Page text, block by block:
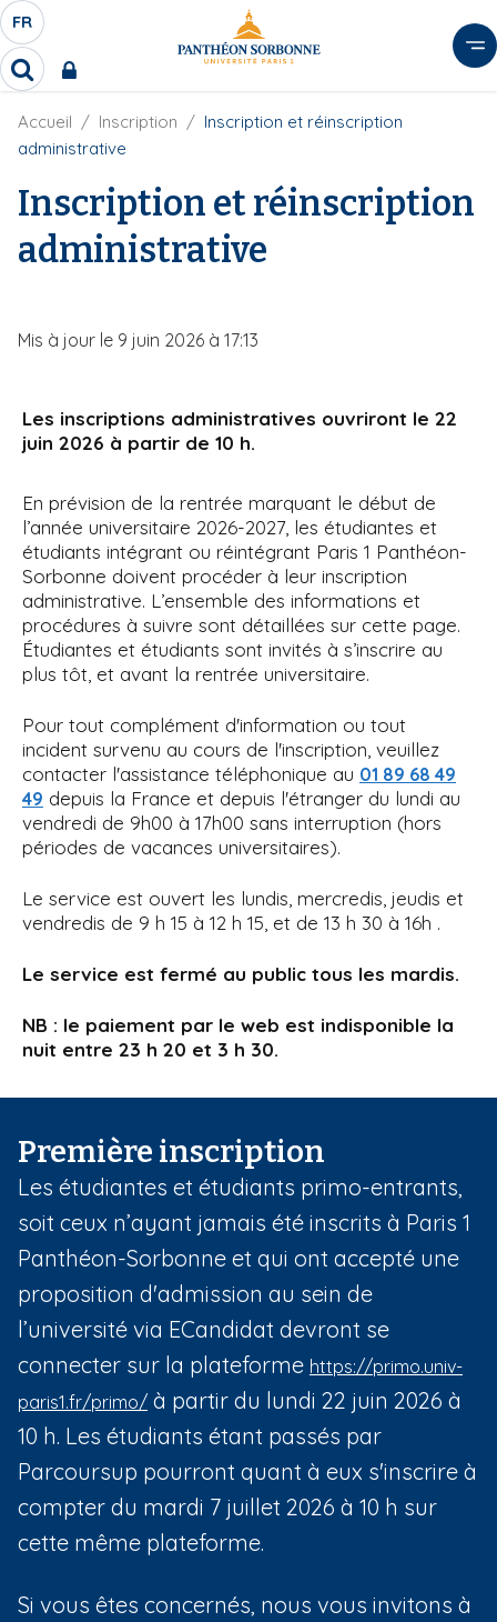
A
l
l
e
S
É
L
E
C
E
U
R
G
U
F
R
FR
R
c
h
r
c
e
F
r
i
e
Accueil Inscription
Inscription et réinscription
administrative
Inscription et réinscription
administrative
Mis à jour le 9 juin 2026 à 17:13
Les inscriptions administratives ouvriront le 22
juin 2026 à partir de 10 h.
En prévision de la rentrée marquant le début de
l’année universitaire 2026-2027, les étudiantes et
étudiants intégrant ou réintégrant Paris 1 Panthéon-
Sorbonne doivent procéder à leur inscription
administrative. L’ensemble des informations et
procédures à suivre sont détaillées sur cette page.
Étudiantes et étudiants sont invités à s’inscrire au
plus tôt, et avant la rentrée universitaire.
Pour tout complément d'information ou tout
incident survenu au cours de l'inscription, veuillez
contacter l'assistance téléphonique au 01 89 68 49
49 depuis la France et depuis l'étranger du lundi au
vendredi de 9h00 à 17h00 sans interruption (hors
périodes de vacances universitaires).
Le service est ouvert les lundis, mercredis, jeudis et
vendredis de 9 h 15 à 12 h 15, et de 13 h 30 à 16h .
Le service est fermé au public tous les mardis.
NB : le paiement par le web est indisponible la
nuit entre 23 h 20 et 3 h 30.
Première inscription
Les étudiantes et étudiants primo-entrants,
soit ceux n’ayant jamais été inscrits à Paris 1
Panthéon-Sorbonne et qui ont accepté une
proposition d'admission au sein de
l’université via ECandidat devront se
connecter sur la plateforme https://primo.univ-
paris1.fr/primo/ à partir du lundi 22 juin 2026 à
10 h. Les étudiants étant passés par
Parcoursup pourront quant à eux s'inscrire à
compter du mardi 7 juillet 2026 à 10 h sur
cette même plateforme.
Si vous êtes concernés, nous vous invitons à